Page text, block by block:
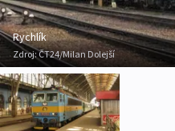
Rychlík
Zdroj:ČT24/Milan Dolejší